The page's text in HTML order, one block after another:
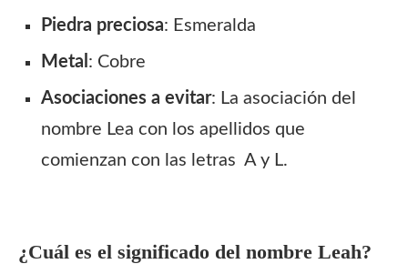
Piedra preciosa: Esmeralda
Metal : Cobre
Asociaciones a evitar: La asociación del
nombre Lea con los apellidos que
comienzan con las letras A y L.
¿Cuál es el significado del nombre Leah?